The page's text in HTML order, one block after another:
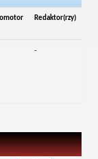
Redaktor(rzy)
-